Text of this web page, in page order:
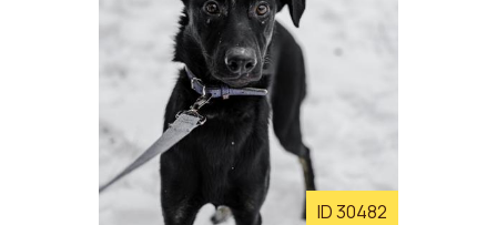
ID 30482